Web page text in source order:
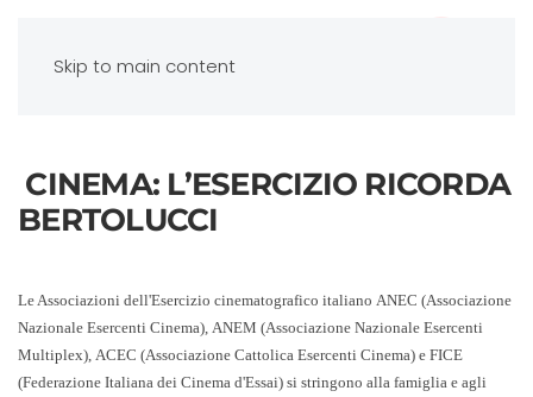
Skip to main content
CINEMA: L’ESERCIZIO RICORDA
BERTOLUCCI
Le Associazioni dell'Esercizio cinematografico italiano ANEC (Associazione
Nazionale Esercenti Cinema), ANEM (Associazione Nazionale Esercenti
Multiplex), ACEC (Associazione Cattolica Esercenti Cinema) e FICE
(Federazione Italiana dei Cinema d'Essai) si stringono alla famiglia e agli